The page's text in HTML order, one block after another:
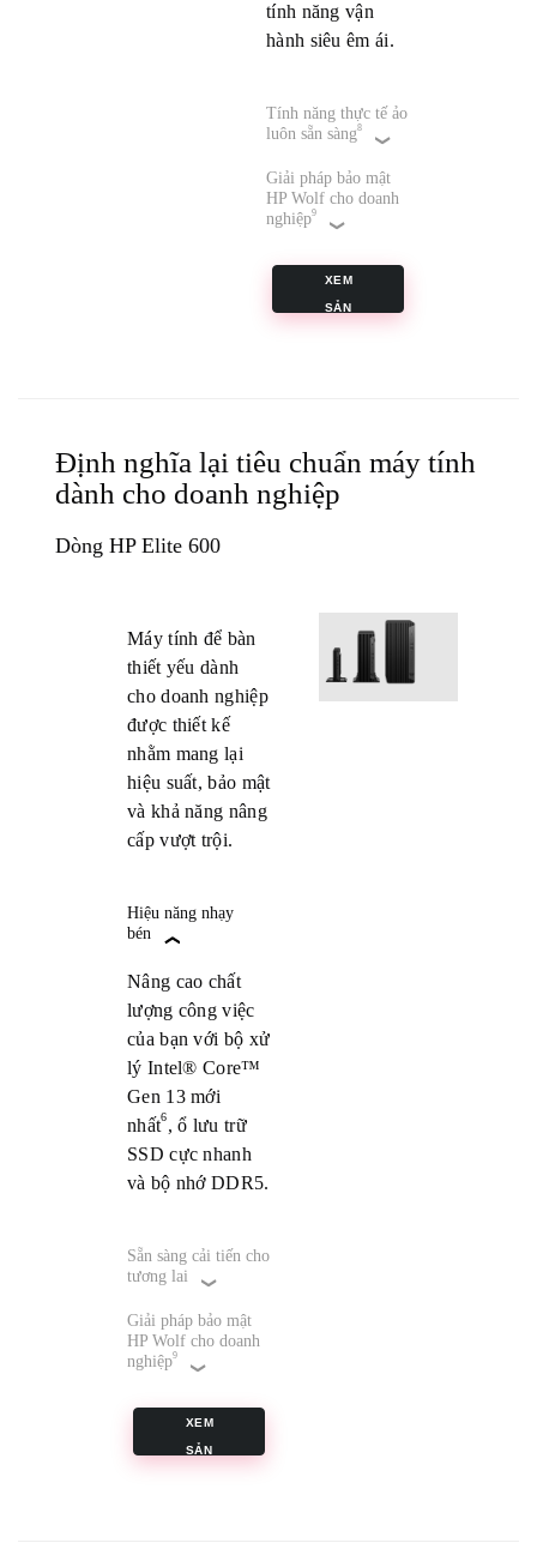
tính năng vận
hành siêu êm ái.
Tính năng thực tế ảo
luôn sẵn sàng8
Giải pháp bảo mật
HP Wolf cho doanh
nghiệp9
XEM
SẢN
Định nghĩa lại tiêu chuẩn máy tính
dành cho doanh nghiệp
Dòng HP Elite 600
Máy tính để bàn
thiết yếu dành
cho doanh nghiệp
được thiết kế
nhằm mang lại
hiệu suất, bảo mật
và khả năng nâng
cấp vượt trội.
Hiệu năng nhạy
bén
Nâng cao chất
lượng công việc
của bạn với bộ xử
lý Intel® Core™
Gen 13 mới
nhất6, ổ lưu trữ
SSD cực nhanh
và bộ nhớ DDR5.
Sẵn sàng cải tiến cho
tương lai
Giải pháp bảo mật
HP Wolf cho doanh
nghiệp9
XEM
SẢN